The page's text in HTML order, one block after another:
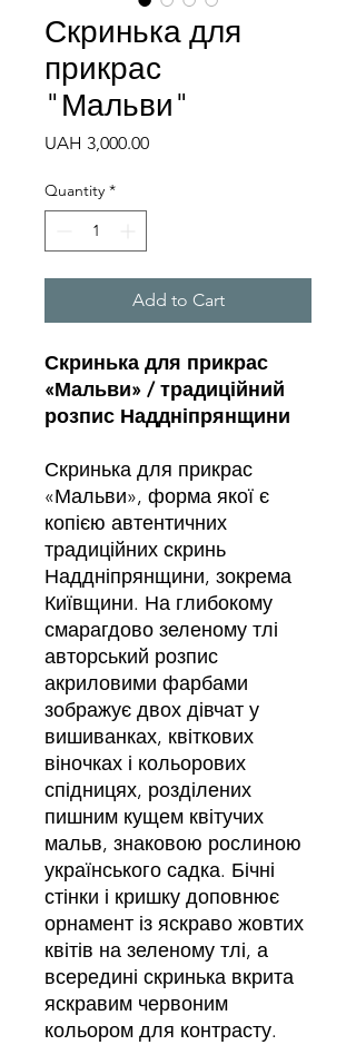
Скринька для
прикрас
"Мальви"
UAH 3,000.00Price
Quantity *
Add to Cart
Скринька для прикрас
«Мальви» / традиційний
розпис Наддніпрянщини
Скринька для прикрас
«Мальви», форма якої є
копією автентичних
традиційних скринь
Наддніпрянщини, зокрема
Київщини. На глибокому
смарагдово зеленому тлі
авторський розпис
акриловими фарбами
зображує двох дівчат у
вишиванках, квіткових
віночках і кольорових
спідницях, розділених
пишним кущем квітучих
мальв, знаковою рослиною
українського садка. Бічні
стінки і кришку доповнює
орнамент із яскраво жовтих
квітів на зеленому тлі, а
всередині скринька вкрита
яскравим червоним
кольором для контрасту.